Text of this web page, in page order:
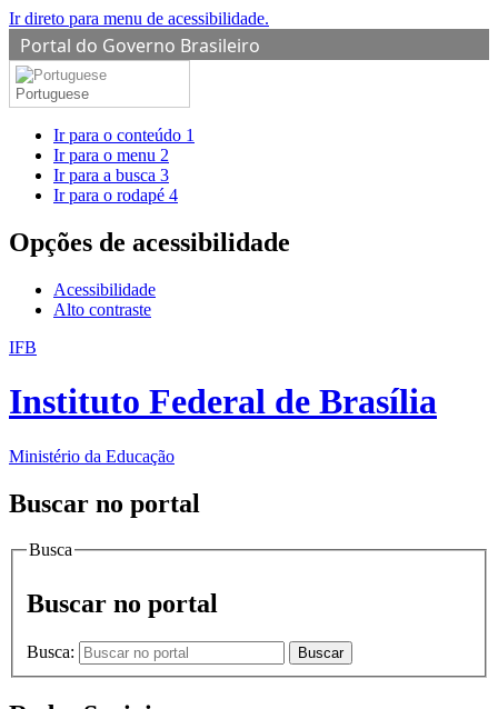
Ir direto para menu de acessibilidade.
Portal do Governo Brasileiro
Portuguese
Ir para o conteúdo 1
Ir para o menu 2
Ir para a busca 3
Ir para o rodapé 4
Opções de acessibilidade
Acessibilidade
Alto contraste
IFB
Instituto Federal de Brasília
Ministério da Educação
Buscar no portal
Busca
Buscar no portal
Busca: Buscar